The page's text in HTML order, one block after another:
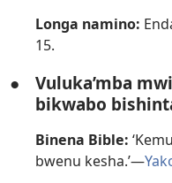
Longa namino:
15.
●
Vuluka’mba
bikwabo
Binena Bible:
bwenu kesha.’—